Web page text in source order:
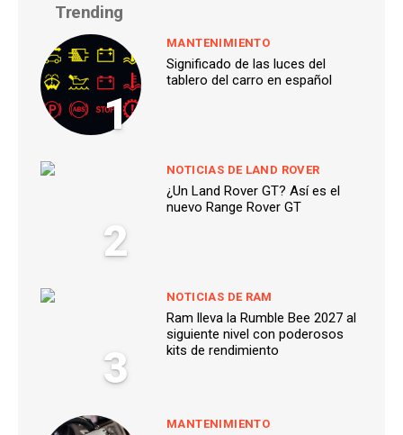
Trending
1
MANTENIMIENTO
Significado de las luces del
tablero del carro en español
2
NOTICIAS DE LAND ROVER
¿Un Land Rover GT? Así es el
nuevo Range Rover GT
3
NOTICIAS DE RAM
Ram lleva la Rumble Bee 2027 al
siguiente nivel con poderosos
kits de rendimiento
MANTENIMIENTO